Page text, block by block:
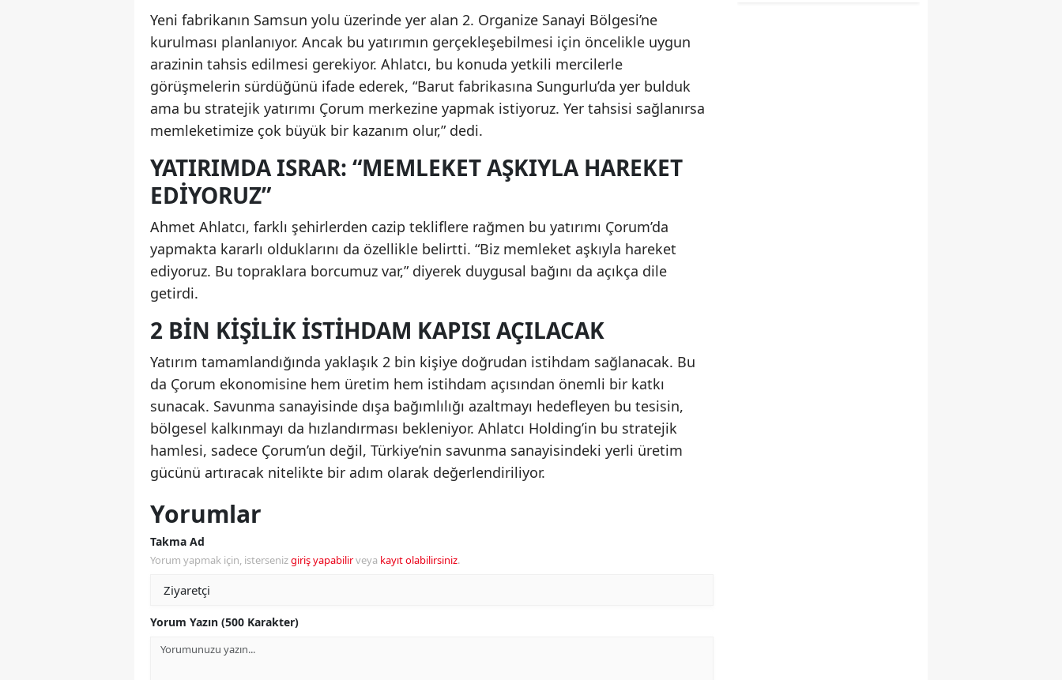
Yeni fabrikanın Samsun yolu üzerinde yer alan 2. Organize Sanayi Bölgesi’ne
kurulması planlanıyor. Ancak bu yatırımın gerçekleşebilmesi için öncelikle uygun
arazinin tahsis edilmesi gerekiyor. Ahlatcı, bu konuda yetkili mercilerle
görüşmelerin sürdüğünü ifade ederek, “Barut fabrikasına Sungurlu’da yer bulduk
ama bu stratejik yatırımı Çorum merkezine yapmak istiyoruz. Yer tahsisi sağlanırsa
memleketimize çok büyük bir kazanım olur,” dedi.
YATIRIMDA ISRAR: “MEMLEKET AŞKIYLA HAREKET
EDIYORUZ”
Ahmet Ahlatcı, farklı şehirlerden cazip tekliflere rağmen bu yatırımı Çorum’da
yapmakta kararlı olduklarını da özellikle belirtti. “Biz memleket aşkıyla hareket
ediyoruz. Bu topraklara borcumuz var,” diyerek duygusal bağını da açıkça dile
getirdi.
2 BIN KIŞILIK İSTIHDAM KAPISI AÇILACAK
Yatırım tamamlandığında yaklaşık 2 bin kişiye doğrudan istihdam sağlanacak. Bu
da Çorum ekonomisine hem üretim hem istihdam açısından önemli bir katkı
sunacak. Savunma sanayisinde dışa bağımlılığı azaltmayı hedefleyen bu tesisin,
bölgesel kalkınmayı da hızlandırması bekleniyor. Ahlatcı Holding’in bu stratejik
hamlesi, sadece Çorum’un değil, Türkiye’nin savunma sanayisindeki yerli üretim
gücünü artıracak nitelikte bir adım olarak değerlendiriliyor.
Yorumlar
Takma Ad
Yorum yapmak için, istersenizgiriş yapabilirveya kayıt olabilirsiniz.
Yorum Yazın (500 Karakter)